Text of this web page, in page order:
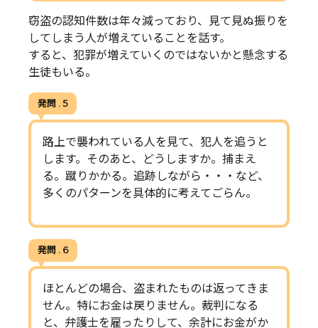
窃盗の認知件数は年々減っており、見て見ぬ振りを
してしまう人が増えていることを話す。
すると、犯罪が増えていくのではないかと懸念する
生徒もいる。
発問 . 5
路上で襲われている人を見て、犯人を追うと
します。そのあと、どうしますか。捕まえ
る。蹴りかかる。追跡しながら・・・など、
多くのパターンを具体的に考えてごらん。
発問 . 6
ほとんどの場合、盗まれたものは返ってきま
せん。特にお金は戻りません。裁判になる
と、弁護士を雇ったりして、余計にお金がか